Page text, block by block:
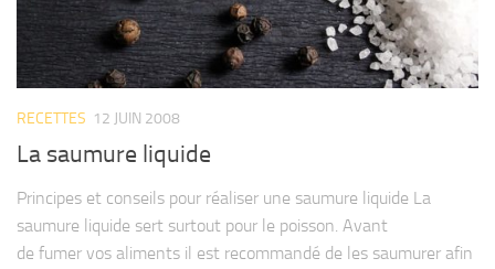
RECETTES 12 JUIN 2008
La saumure liquide
Principes et conseils pour réaliser une saumure liquide La
saumure liquide sert surtout pour le poisson. Avant
de fumer vos aliments il est recommandé de les saumurer afin